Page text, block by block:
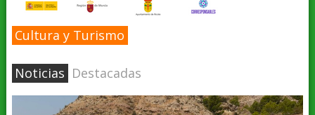
Cultura y Turismo
Noticias Destacadas